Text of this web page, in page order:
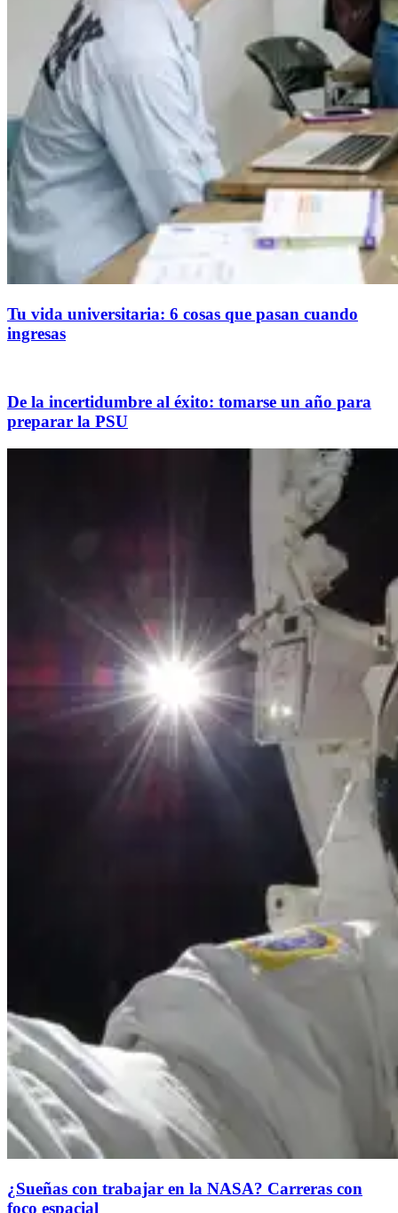
Tu vida universitaria: 6 cosas que pasan cuando
ingresas
De la incertidumbre al éxito: tomarse un año para
preparar la PSU
¿Sueñas con trabajar en la NASA? Carreras con
foco espacial